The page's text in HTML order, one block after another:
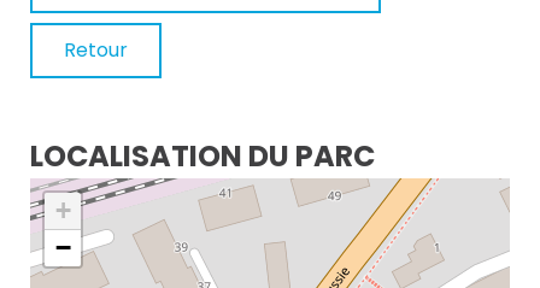
Retour
LOCALISATION DU PARC
+
−